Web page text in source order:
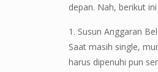
depan. Nah, berikut
1. Susun Anggaran
Saat masih single,
harus dipenuhi pun